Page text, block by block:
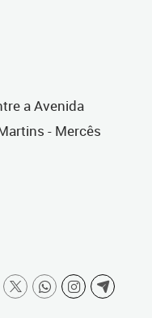
a Avenida
- Mercês